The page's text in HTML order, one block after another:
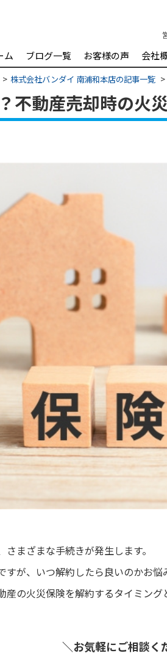
ム ブログ一覧 お客様の声 会社
株式会社バンダイ 南浦和本店の記事一覧
不動産売却時の火
まざまな手続きが発生します。
が、いつ解約したら良いのかお悩
産の火災保険を解約するタイミング
＼お気軽にご相談く